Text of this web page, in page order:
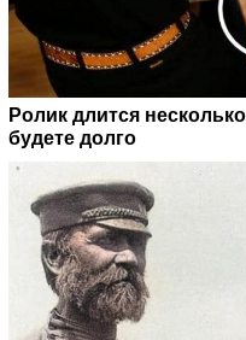
Ролик длится
будете долго